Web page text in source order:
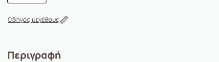
Οδηγός μεγέθους
Περιγραφή